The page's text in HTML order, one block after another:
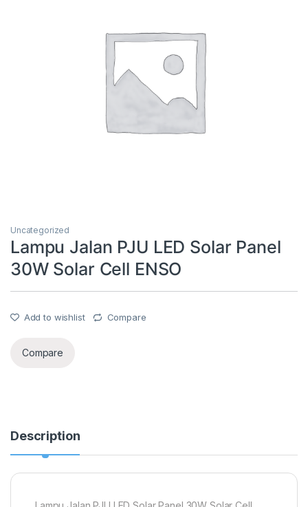
Uncategorized
Lampu Jalan PJU LED Solar Panel
30W Solar Cell ENSO
Add to wishlist Compare
Compare
Description